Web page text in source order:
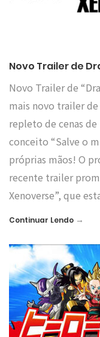
Novo Trailer de
Novo Trailer de
mais novo trailer de
repleto de cenas
conceito “Salve o
próprias mãos! O
recente trailer
Xenoverse”, que
Continuar Lendo →